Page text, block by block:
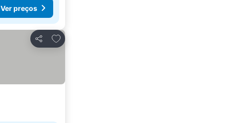
Ver preços
Partilhar
Adicionar aos favoritos